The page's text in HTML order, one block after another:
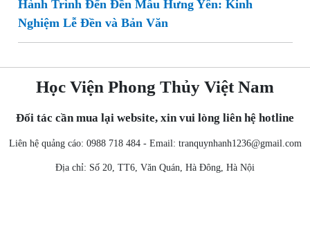
Hành Trình Đến Đền Mẫu Hưng Yên: Kinh
Nghiệm Lễ Đền và Bản Văn
Học Viện Phong Thủy Việt Nam
Đối tác cần mua lại website, xin vui lòng liên hệ hotline
Liên hệ quảng cáo: 0988 718 484 - Email: tranquynhanh1236@gmail.com
Địa chỉ: Số 20, TT6, Văn Quán, Hà Đông, Hà Nội